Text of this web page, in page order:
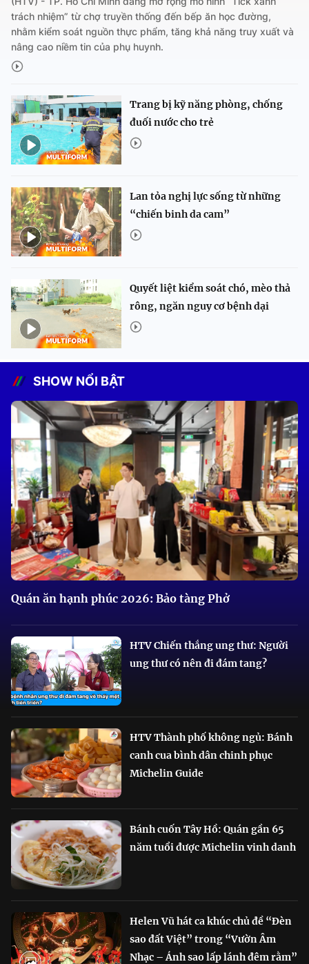
trách nhiệm” từ chợ truyền thống đến bếp ăn học đường,
nhằm kiểm soát nguồn thực phẩm, tăng khả năng truy xuất và
nâng cao niềm tin của phụ huynh.
Trang bị kỹ năng phòng, chống
đuối nước cho trẻ
Lan tỏa nghị lực sống từ những
“chiến binh da cam”
Quyết liệt kiểm soát chó, mèo thả
rông, ngăn nguy cơ bệnh dại
SHOW NỔI BẬT
Quán ăn hạnh phúc 2026: Bảo tàng Phở
HTV Chiến thắng ung thư: Người
ung thư có nên đi đám tang?
HTV Thành phố không ngủ: Bánh
canh cua bình dân chinh phục
Michelin Guide
Bánh cuốn Tây Hồ: Quán gần 65
năm tuổi được Michelin vinh danh
Helen Vũ hát ca khúc chủ đề “Đèn
sao đất Việt” trong “Vườn Âm
Nhạc – Ánh sao lấp lánh đêm rằm”